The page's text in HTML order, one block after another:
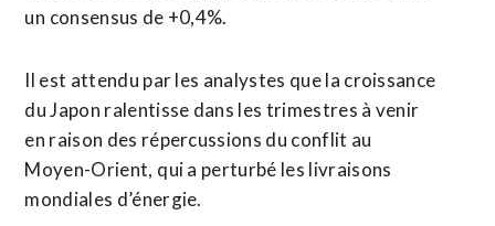
un ⁠consensus de +0,4%.
Il est attendu par les analystes que la croissance
du Japon ralentisse dans les trimestres à venir
en raison des répercussions du conflit au
Moyen-Orient, ⁠qui a ‌perturbé les livraisons
mondiales d’énergie.